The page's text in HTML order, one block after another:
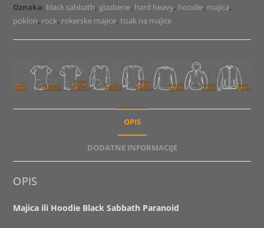
Paranoid
količina
Oznaka: black sabbath, glazbene, hard heavy, hoodie, majica,
poklon, rock, rokerske majice,tisak na majice
OPIS
DODATNE INFORMACIJE
OPIS
Majica ili Hoodie Black Sabbath Paranoid